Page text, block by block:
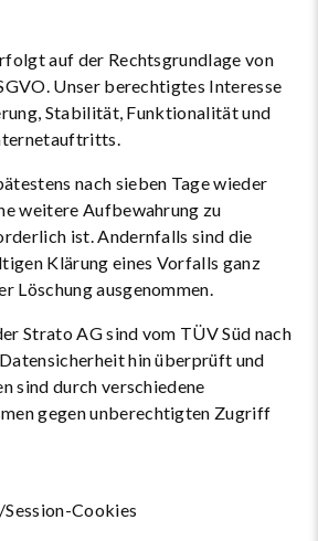
auf der Rechtsgrundlage von
Unser berechtigtes Interesse
Stabilität, Funktionalität und
nach sieben Tage wieder
weitere Aufbewahrung zu
ist. Andernfalls sind die
Klärung eines Vorfalls ganz
Löschung ausgenommen.
Strato AG sind vom TÜV Süd nach
hin überprüft und
sind durch verschiedene
gegen unberechtigten Zugriff
Cookies